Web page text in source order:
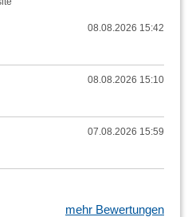
08.08.2026 15:42
08.08.2026 15:10
07.08.2026 15:59
mehr Bewertungen